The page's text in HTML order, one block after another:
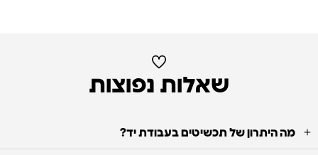
שאלות נפוצות
מה היתרון של תכשיטים בעבודת יד?